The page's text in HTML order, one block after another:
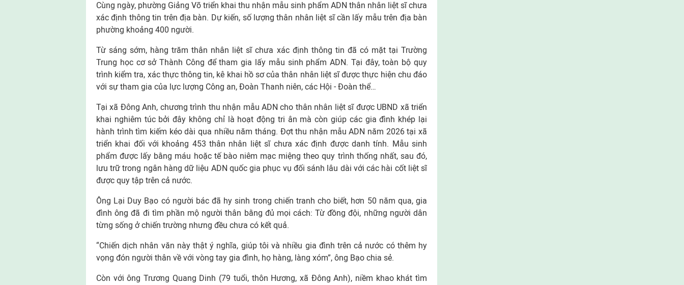
Cùng ngày, phường Giảng Võ triển khai thu nhận mẫu sinh phẩm ADN thân nhân liệt sĩ chưa
xác định thông tin trên địa bàn. Dự kiến, số lượng thân nhân liệt sĩ cần lấy mẫu trên địa bàn
phường khoảng 400 người.
Từ sáng sớm, hàng trăm thân nhân liệt sĩ chưa xác định thông tin đã có mặt tại Trường
Trung học cơ sở Thành Công để tham gia lấy mẫu sinh phẩm ADN. Tại đây, toàn bộ quy
trình kiểm tra, xác thực thông tin, kê khai hồ sơ của thân nhân liệt sĩ được thực hiện chu đáo
với sự tham gia của lực lượng Công an, Đoàn Thanh niên, các Hội - Đoàn thể…
Tại xã Đông Anh, chương trình thu nhận mẫu ADN cho thân nhân liệt sĩ được UBND xã triển
khai nghiêm túc bởi đây không chỉ là hoạt động tri ân mà còn giúp các gia đình khép lại
hành trình tìm kiếm kéo dài qua nhiều năm tháng. Đợt thu nhận mẫu ADN năm 2026 tại xã
triển khai đối với khoảng 453 thân nhân liệt sĩ chưa xác định được danh tính. Mẫu sinh
phẩm được lấy bằng máu hoặc tế bào niêm mạc miệng theo quy trình thống nhất, sau đó,
lưu trữ trong ngân hàng dữ liệu ADN quốc gia phục vụ đối sánh lâu dài với các hài cốt liệt sĩ
được quy tập trên cả nước.
Ông Lại Duy Bạo có người bác đã hy sinh trong chiến tranh cho biết, hơn 50 năm qua, gia
đình ông đã đi tìm phần mộ người thân bằng đủ mọi cách: Từ đồng đội, những người dân
từng sống ở chiến trường nhưng đều chưa có kết quả.
“Chiến dịch nhân văn này thật ý nghĩa, giúp tôi và nhiều gia đình trên cả nước có thêm hy
vọng đón người thân về với vòng tay gia đình, họ hàng, làng xóm”, ông Bạo chia sẻ.
Còn với ông Trương Quang Dinh (79 tuổi, thôn Hương, xã Đông Anh), niềm khao khát tìm